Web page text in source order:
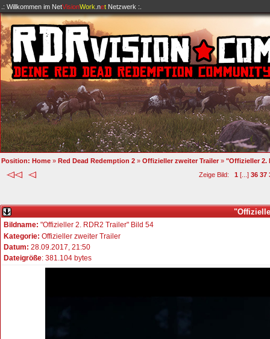
.: Willkommen im NetVisionWork .netNetzwerk :.
Position: Home » Red Dead Redemption 2 » Offizieller zweiter Trailer» "Offizieller 2.
Zeige Bild: 1 [...] 36 37
Bildname: "Offizieller 2. RDR2 Trailer" Bild 54
Kategorie: Offizieller zweiter Trailer
Datum: 28.09.2017, 21:50
Dateigröße: 381.104 bytes